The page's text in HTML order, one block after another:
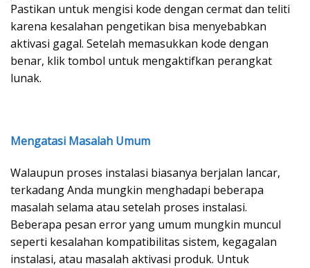
Pastikan untuk mengisi kode dengan cermat dan teliti
karena kesalahan pengetikan bisa menyebabkan
aktivasi gagal. Setelah memasukkan kode dengan
benar, klik tombol untuk mengaktifkan perangkat
lunak.
Mengatasi Masalah Umum
Walaupun proses instalasi biasanya berjalan lancar,
terkadang Anda mungkin menghadapi beberapa
masalah selama atau setelah proses instalasi.
Beberapa pesan error yang umum mungkin muncul
seperti kesalahan kompatibilitas sistem, kegagalan
instalasi, atau masalah aktivasi produk. Untuk